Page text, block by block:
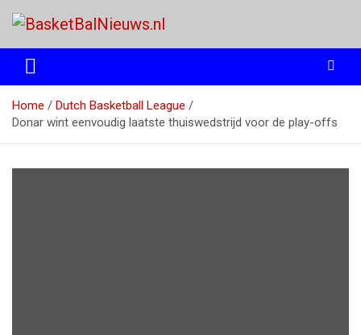
naar
inhoud
BasketBalNieuws.nl
Etten
Home
Dutch Basketball League
Donar wint eenvoudig laatste thuiswedstrijd voor de play-offs